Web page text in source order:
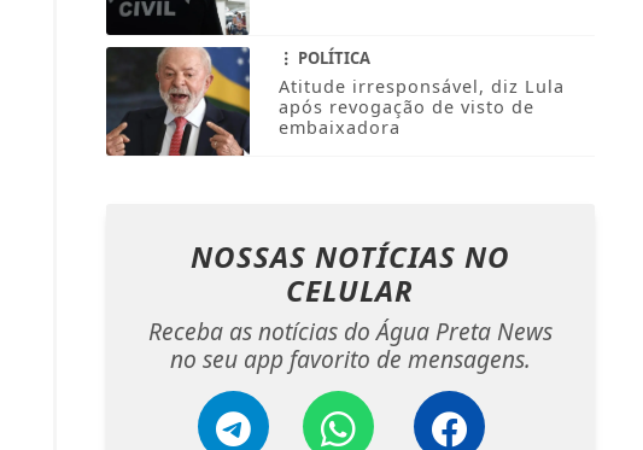
POLÍTICA
Atitude irresponsável, diz Lula
após revogação de visto de
embaixadora
NOSSAS NOTÍCIAS NO
CELULAR
Receba as notícias do Água Preta News
no seu app favorito de mensagens.